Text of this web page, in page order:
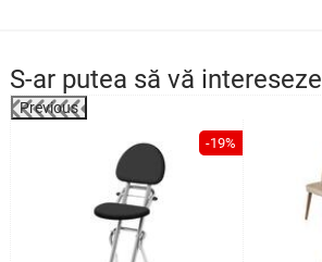
S-ar putea să vă intereseze
Previous
-19%